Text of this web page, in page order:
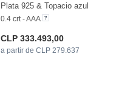
Plata 925 & Topacio azul
0.4 crt - AAA
CLP 333.493,00
a partir de CLP 279.637